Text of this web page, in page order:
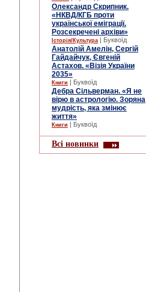
Олександр Скрипник.
«НКВД/КГБ проти
української еміграції.
Розсекречені архіви»
Історія/Культура | Буквоїд
Анатолій Амелін, Сергій
Гайдайчук, Євгеній
Астахов. «Візія України
2035»
Книги | Буквоїд
Дебра Сільверман. «Я не
вірю в астрологію. Зоряна
мудрість, яка змінює
життя»
Книги | Буквоїд
Всі новинки